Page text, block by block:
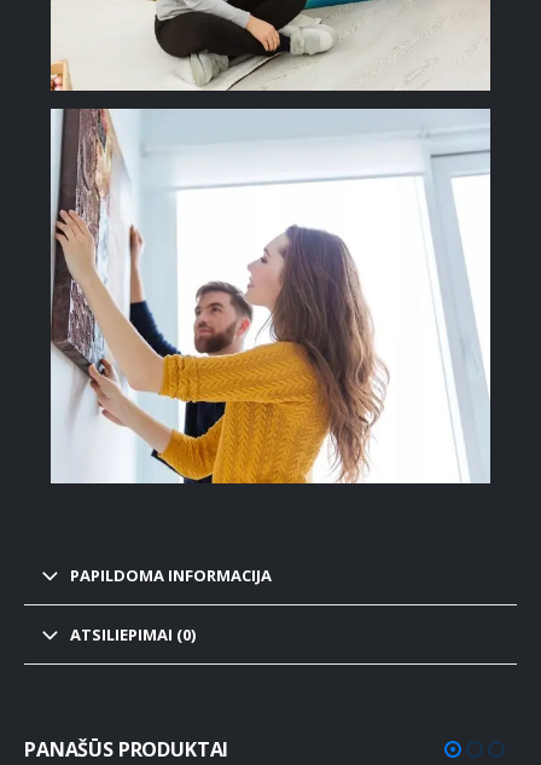
PAPILDOMA INFORMACIJA
ATSILIEPIMAI (0)
PANAŠŪS PRODUKTAI